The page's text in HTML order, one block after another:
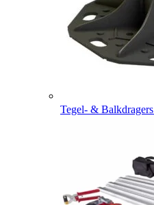
Tegel- & Balkdragers